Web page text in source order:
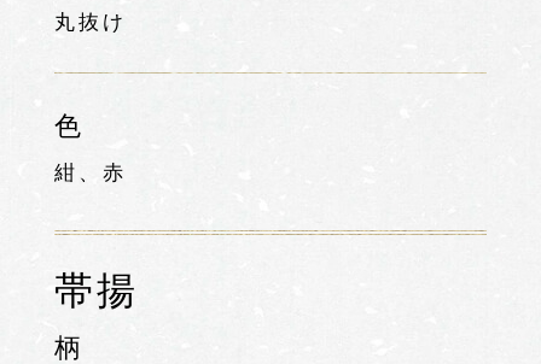
丸抜け
色
紺、赤
帯揚
柄